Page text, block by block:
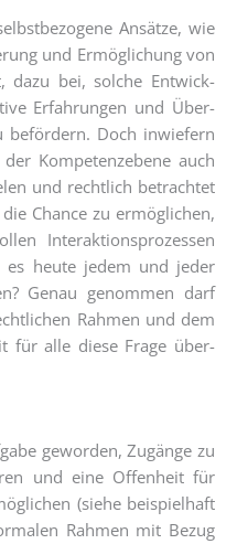
Ansät­ze, wie
und Ermög­li­chung von
dazu bei, sol­che Ent­wick­
Erfah­run­gen und Über­
beför­dern. Doch inwie­fern
Kom­pe­tenz­ebe­ne auch
und recht­lich betrach­tet
Chan­ce zu ermög­li­chen,
Inter­ak­ti­ons­pro­zes­sen
es heu­te jedem und jeder
Genau genom­men darf
Rah­men und dem
für alle die­se Fra­ge über­
gewor­den, Zugän­ge zu
und eine Offen­heit für
(sie­he bei­spiel­haft
Rah­men mit Bezug